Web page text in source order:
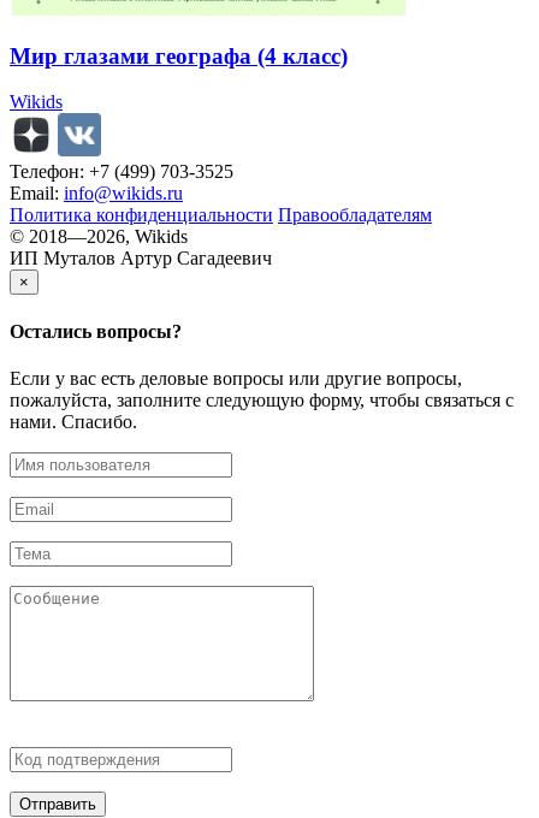
Мир глазами географа (4 класс)
Wikids
Телефон: +7 (499) 703-3525
Email: info@wikids.ru
Политика конфиденциальности Правообладателям
© 2018—2026, Wikids
ИП Муталов Артур Сагадеевич
×
Остались вопросы?
Если у вас есть деловые вопросы или другие вопросы,
пожалуйста, заполните следующую форму, чтобы связаться с
нами. Спасибо.
Отправить